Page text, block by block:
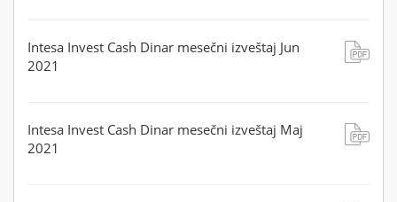
Intesa Invest Cash Dinar mesečni izveštaj Jun
2021
Intesa Invest Cash Dinar mesečni izveštaj Maj
2021